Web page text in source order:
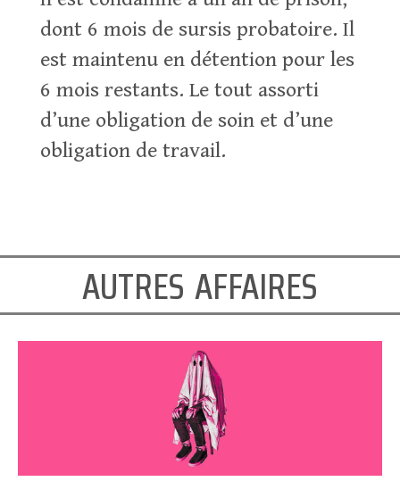
dont 6 mois de sursis probatoire. Il
est maintenu en détention pour les
6 mois restants. Le tout assorti
d’une obligation de soin et d’une
obligation de travail.
autres affaires